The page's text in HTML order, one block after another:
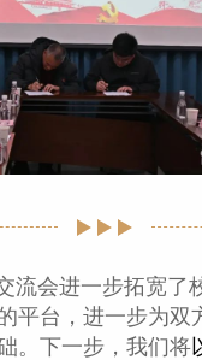
流会进一步拓宽了
平台，进一步为双
。下一步， 我们将